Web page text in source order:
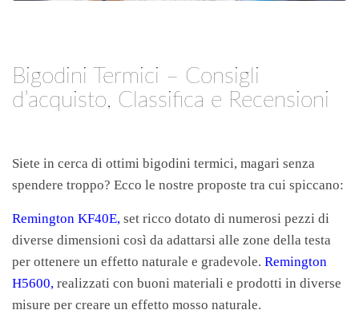
Bigodini Termici – Consigli
d’acquisto, Classifica e Recensioni
Siete in cerca di ottimi bigodini termici, magari senza
spendere troppo? Ecco le nostre proposte tra cui spiccano:
Remington KF40E, set ricco dotato di numerosi pezzi di
diverse dimensioni così da adattarsi alle zone della testa
per ottenere un effetto naturale e gradevole. Remington
H5600, realizzati con buoni materiali e prodotti in diverse
misure per creare un effetto mosso naturale.